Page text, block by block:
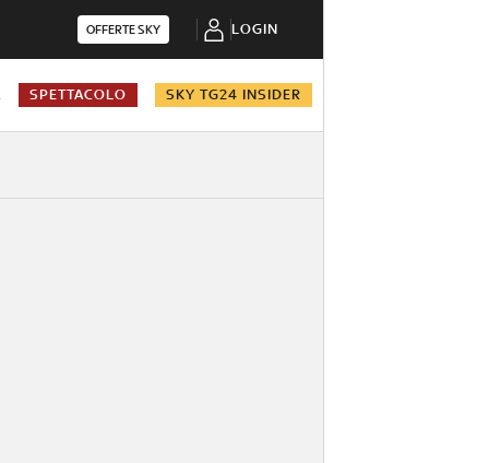
OFFERTE SKY LOGIN
SPETTACOLO SKY TG24 INSIDER